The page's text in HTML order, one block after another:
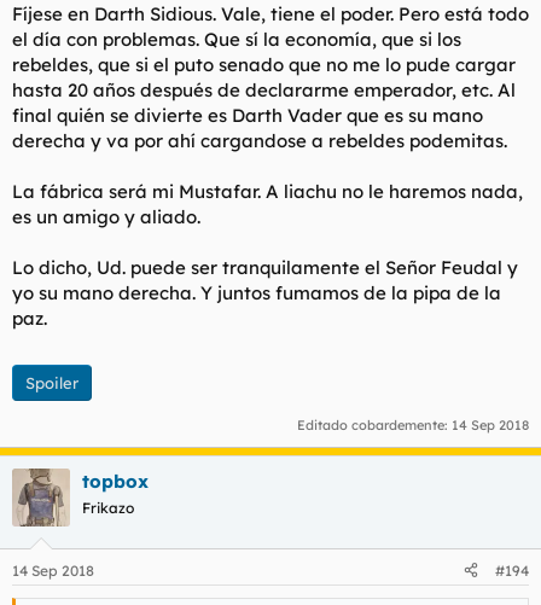
Fíjese en Darth Sidious. Vale, tiene el poder. Pero está todo
el día con problemas. Que sí la economía, que si los
rebeldes, que si el puto senado que no me lo pude cargar
hasta 20 años después de declararme emperador, etc. Al
final quién se divierte es Darth Vader que es su mano
derecha y va por ahí cargandose a rebeldes podemitas.
La fábrica será mi Mustafar. A liachu no le haremos nada,
es un amigo y aliado.
Lo dicho, Ud. puede ser tranquilamente el Señor Feudal y
yo su mano derecha. Y juntos fumamos de la pipa de la
paz.
Spoiler
Editado cobardemente: 14 Sep 2018
topbox
Frikazo
14 Sep 2018 #194